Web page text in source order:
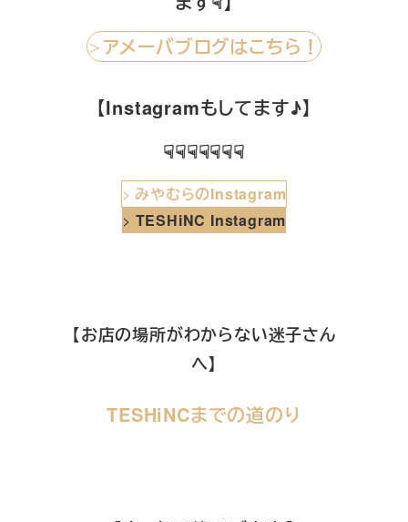
＞アメーバブログはこちら！
【Instagramもしてます♪】
☟☟☟☟☟☟☟
>みやむらのInstagram
> TESHiNC Instagram
【お店の場所がわからない迷子さん
へ】
TESHiNCまでの道のり